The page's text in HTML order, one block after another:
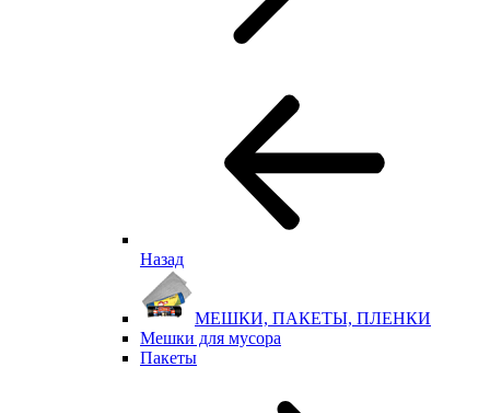
Назад
МЕШКИ, ПАКЕТЫ, ПЛЕНКИ
Мешки для мусора
Пакеты